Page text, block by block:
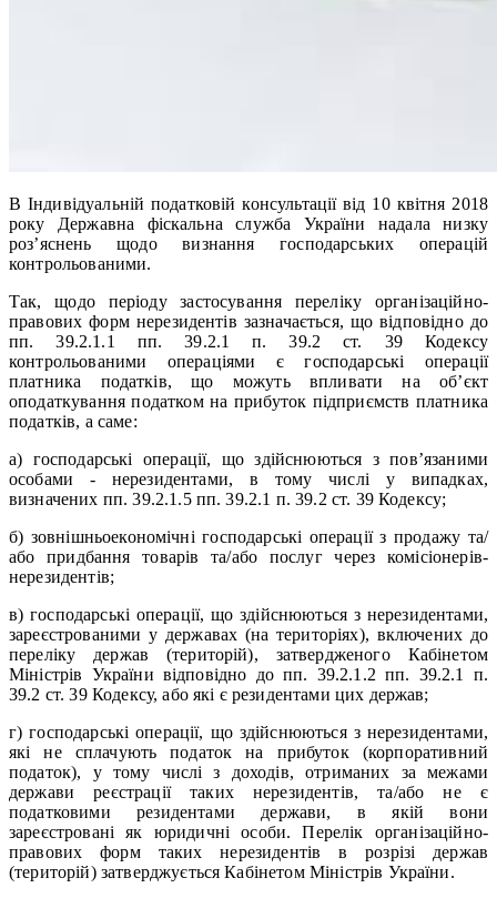
В Індивідуальній податковій консультації від 10 квітня 2018
року Державна фіскальна служба України надала низку
роз’яснень щодо визнання господарських операцій
контрольованими.
Так, щодо періоду застосування переліку організаційно-
правових форм нерезидентів зазначається, що відповідно до
пп. 39.2.1.1 пп. 39.2.1 п. 39.2 ст. 39 Кодексу
контрольованими операціями є господарські операції
платника податків, що можуть впливати на об’єкт
оподаткування податком на прибуток підприємств платника
податків, а саме:
а) господарські операції, що здійснюються з пов’язаними
особами - нерезидентами, в тому числі у випадках,
визначених пп. 39.2.1.5 пп. 39.2.1 п. 39.2 ст. 39 Кодексу;
б) зовнішньоекономічні господарські операції з продажу та/
або придбання товарів та/або послуг через комісіонерів-
нерезидентів;
в) господарські операції, що здійснюються з нерезидентами,
зареєстрованими у державах (на територіях), включених до
переліку держав (територій), затвердженого Кабінетом
Міністрів України відповідно до пп. 39.2.1.2 пп. 39.2.1 п.
39.2 ст. 39 Кодексу, або які є резидентами цих держав;
г) господарські операції, що здійснюються з нерезидентами,
які не сплачують податок на прибуток (корпоративний
податок), у тому числі з доходів, отриманих за межами
держави реєстрації таких нерезидентів, та/або не є
податковими резидентами держави, в якій вони
зареєстровані як юридичні особи. Перелік організаційно-
правових форм таких нерезидентів в розрізі держав
(територій) затверджується Кабінетом Міністрів України.